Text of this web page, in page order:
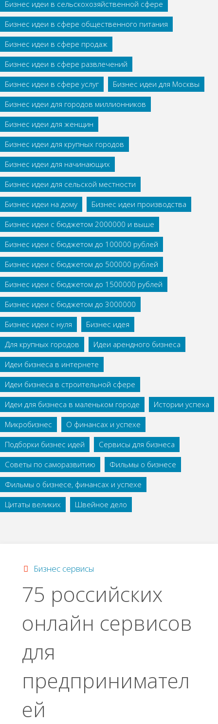
Бизнес идеи в сельскохозяйственной сфере
Бизнес идеи в сфере общественного питания
Бизнес идеи в сфере продаж
Бизнес идеи в сфере развлечений
Бизнес идеи в сфере услуг
Бизнес идеи для Москвы
Бизнес идеи для городов миллионников
Бизнес идеи для женщин
Бизнес идеи для крупных городов
Бизнес идеи для начинающих
Бизнес идеи для сельской местности
Бизнес идеи на дому
Бизнес идеи производства
Бизнес идеи с бюджетом 2000000 и выше
Бизнес идеи с бюджетом до 100000 рублей
Бизнес идеи с бюджетом до 500000 рублей
Бизнес идеи с бюджетом до 1500000 рублей
Бизнес идеи с бюджетом до 3000000
Бизнес идеи с нуля
Бизнес идея
Для крупных городов
Идеи арендного бизнеса
Идеи бизнеса в интернете
Идеи бизнеса в строительной сфере
Идеи для бизнеса в маленьком городе
Истории успеха
Микробизнес
О финансах и успехе
Подборки бизнес идей
Сервисы для бизнеса
Советы по саморазвитию
Фильмы о бизнесе
Фильмы о бизнесе, финансах и успехе
Цитаты великих
Швейное дело
Бизнес сервисы
75 poccийcких
oнлaйн cepвиcoв
для
пpeдпpинимaтeл
eй